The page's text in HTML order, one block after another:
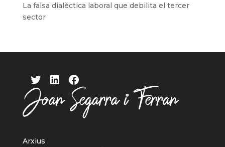
La falsa dialèctica laboral que debilita el tercer
sector
Twitter LinkedIn Facebook
Arxius